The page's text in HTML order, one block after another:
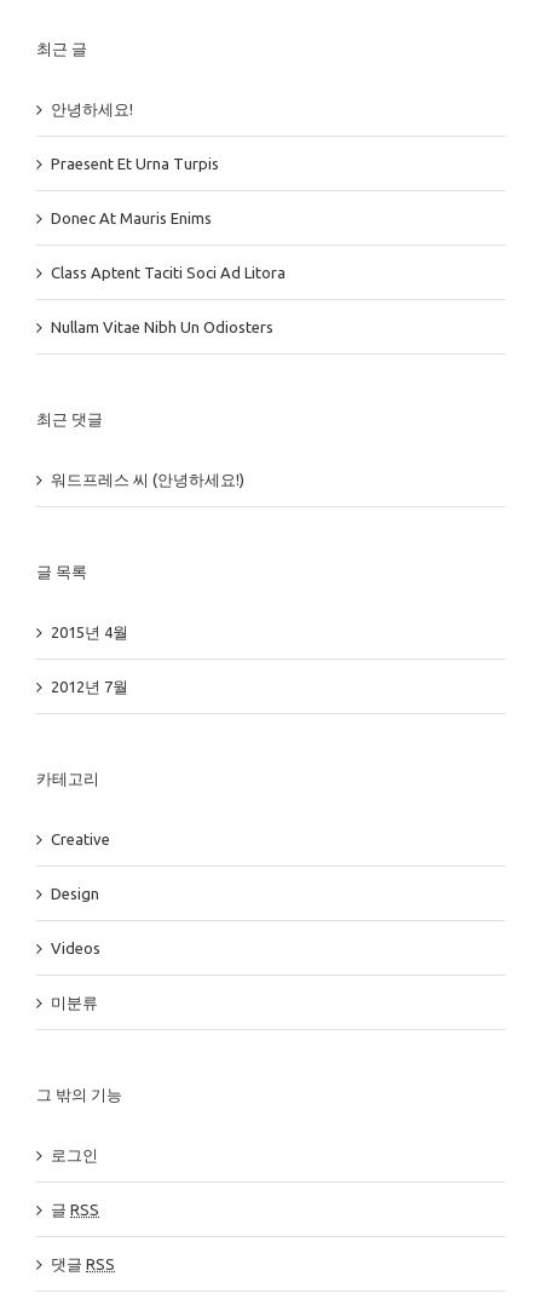
최근 글
안녕하세요!
Praesent Et Urna Turpis
Donec At Mauris Enims
Class Aptent Taciti Soci Ad Litora
Nullam Vitae Nibh Un Odiosters
최근 댓글
워드프레스 씨 (안녕하세요!)
글 목록
2015년 4월
2012년 7월
카테고리
Creative
Design
Videos
미분류
그 밖의 기능
로그인
글 RSS
댓글 RSS